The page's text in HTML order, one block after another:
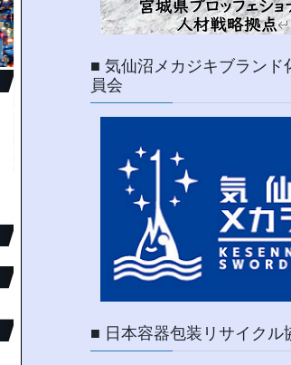
■ 気仙沼メカジキブランド
員会
■ 日本容器包装リサイクル